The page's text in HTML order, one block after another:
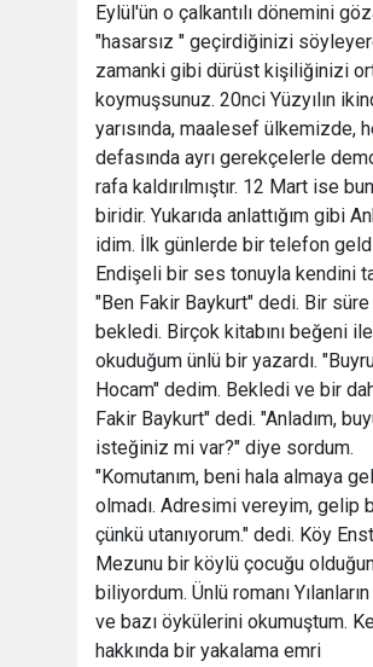
Eylül'ün o çalkantılı dönemini
"hasarsız " geçirdiğinizi
zamanki gibi dürüst kişiliğinizi
koymuşsunuz. 20nci Yüzyılın
yarısında, maalesef ülkemizde,
defasında ayrı gerekçelerle
rafa kaldırılmıştır. 12 Mart ise
biridir. Yukarıda anlattığım gibi
idim. İlk günlerde bir telefon
Endişeli bir ses tonuyla kendini
"Ben Fakir Baykurt" dedi. Bir süre
bekledi. Birçok kitabını beğeni ile
okuduğum ünlü bir yazardı.
Hocam" dedim. Bekledi ve bir
Fakir Baykurt" dedi. "Anladım,
isteğiniz mi var?" diye sordum.
"Komutanım, beni hala almaya
olmadı. Adresimi vereyim, gelip
çünkü utanıyorum." dedi. Köy
Mezunu bir köylü çocuğu
biliyordum. Ünlü romanı
ve bazı öykülerini okumuştum.
hakkında bir yakalama emri